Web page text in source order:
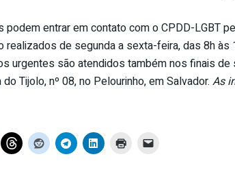
podem entrar em contato com o CPDD-LGBT
realizados de segunda a sexta-feira, das 8h às
urgentes são atendidos também nos finais de
Tijolo, nº 08, no Pelourinho, em Salvador. As